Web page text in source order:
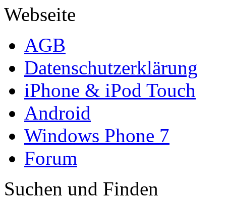
Webseite
AGB
Datenschutzerklärung
iPhone & iPod Touch
Android
Windows Phone 7
Forum
Suchen und Finden